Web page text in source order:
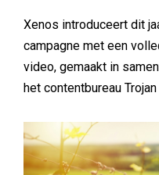
Xenos introduceert dit
campagne met een
video, gemaakt in
het contentbureau